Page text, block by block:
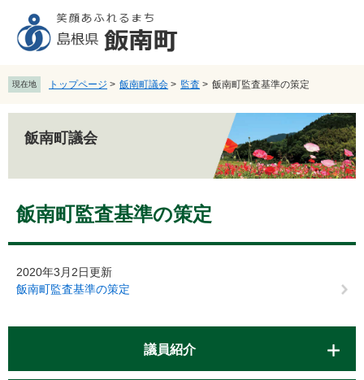
先
頭
で
を
飛
ば
文
現在地 トップページ > 飯南町議会 > 監査 > 飯南町監査基準の策定
飯南町議会
文飯南町監査基準の策定
2020年3月2日更新
飯南町監査基準の策定
議員紹介